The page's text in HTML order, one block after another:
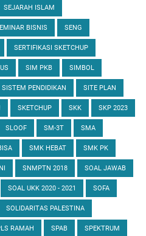
SEJARAH ISLAM
BISNIS SENG
SERTIFIKASI SKETCHUP
SIM PKB SIMBOL
SISTEM PENDIDIKAN SITE PLAN
SKETCHUP SKK SKP 2023
SLOOF SM-3T SMA
SMK HEBAT SMK PK
SNMPTN 2018 SOAL JAWAB
SOAL UKK 2020 - 2021 SOFA
SOLIDARITAS PALESTINA
RAMAH SPAB SPEKTRUM